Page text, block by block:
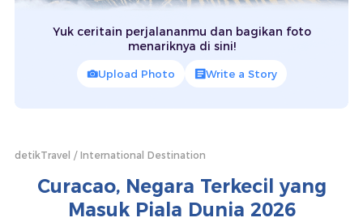
Yuk ceritain perjalananmu dan bagikan foto
menariknya di sini!
Upload Photo Write a Story
detikTravel International Destination
Curacao, Negara Terkecil yang
Masuk Piala Dunia 2026